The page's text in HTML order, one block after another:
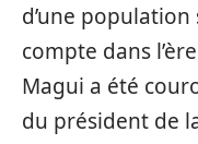
d’une
compte dans
Magui a été
du président de